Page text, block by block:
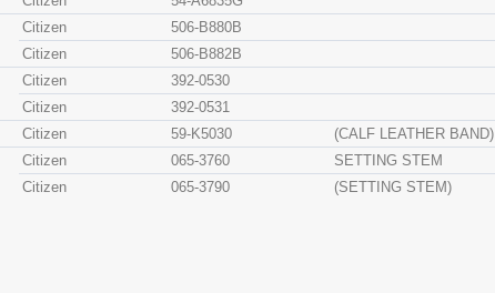
Citizen 506-B880B
Citizen
506-B882B
Citizen 392-0530
Citizen
392-0531
Citizen 59-K5030 (CALF LEATHER BAND)
Citizen 065-3760 SETTING STEM
Citizen
065-3790 (SETTING STEM)